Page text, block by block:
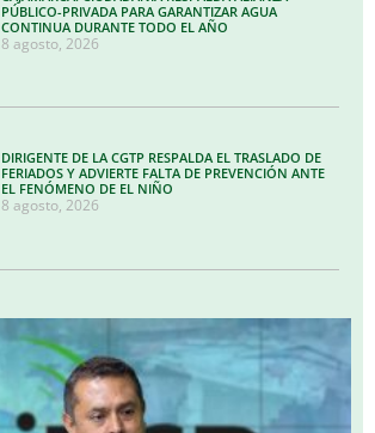
PÚBLICO-PRIVADA PARA GARANTIZAR AGUA
CONTINUA DURANTE TODO EL AÑO
8 agosto, 2026
DIRIGENTE DE LA CGTP RESPALDA EL TRASLADO DE
FERIADOS Y ADVIERTE FALTA DE PREVENCIÓN ANTE
EL FENÓMENO DE EL NIÑO
8 agosto, 2026